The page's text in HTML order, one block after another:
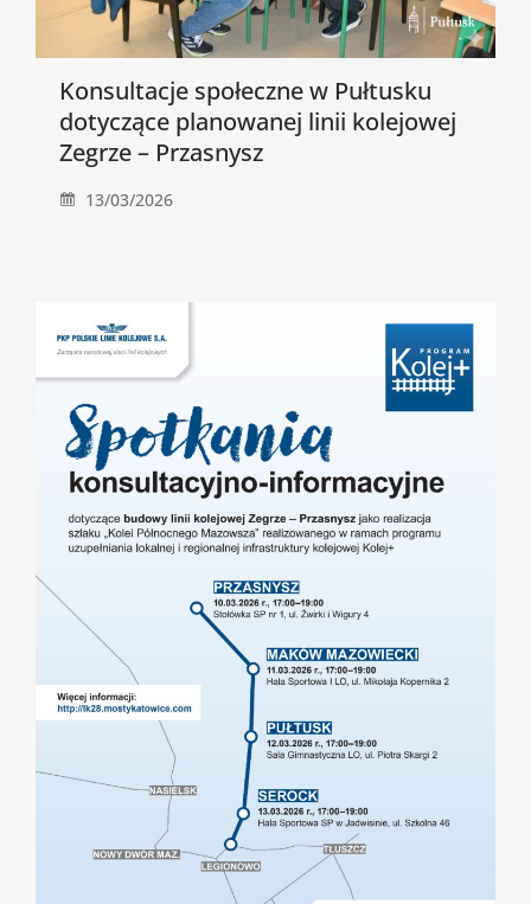
Konsultacje społeczne w Pułtusku
dotyczące planowanej linii kolejowej
Zegrze – Przasnysz
13/03/2026